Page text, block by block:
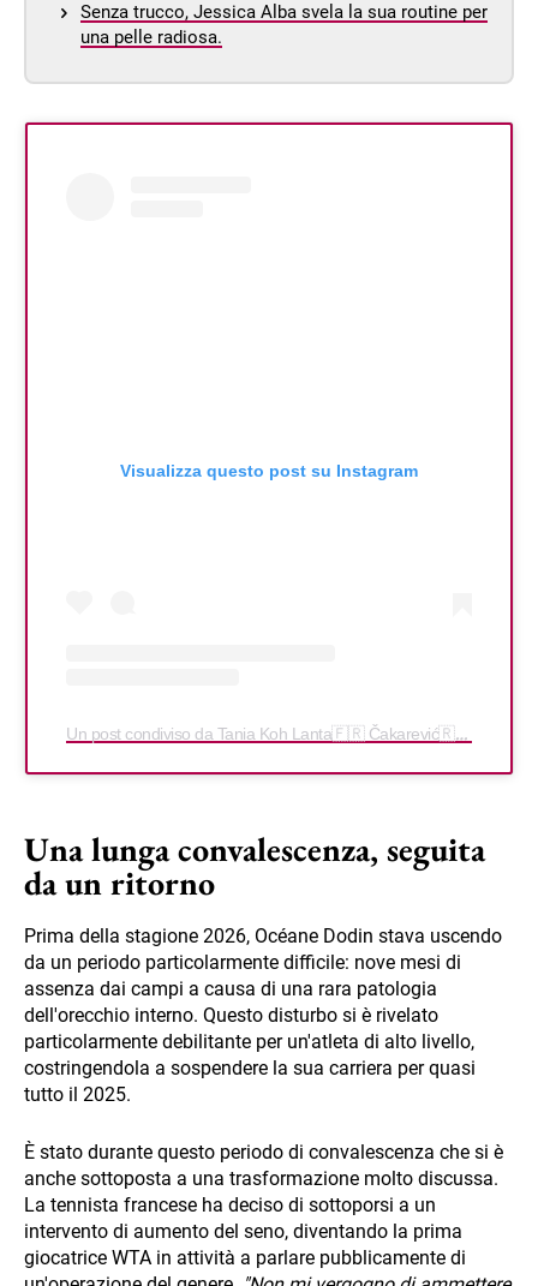
Senza trucco, Jessica Alba svela la sua routine per
una pelle radiosa.
Visualizza questo post su Instagram
Un post condiviso da Tania Koh Lanta🇫🇷 Čakarević🇷🇸🇲🇪 (@taniak)
Una lunga convalescenza, seguita
da un ritorno
Prima della stagione 2026, Océane Dodin stava uscendo
da un periodo particolarmente difficile: nove mesi di
assenza dai campi a causa di una rara patologia
dell'orecchio interno. Questo disturbo si è rivelato
particolarmente debilitante per un'atleta di alto livello,
costringendola a sospendere la sua carriera per quasi
tutto il 2025.
È stato durante questo periodo di convalescenza che si è
anche sottoposta a una trasformazione molto discussa.
La tennista francese ha deciso di sottoporsi a un
intervento di aumento del seno, diventando la prima
giocatrice WTA in attività a parlare pubblicamente di